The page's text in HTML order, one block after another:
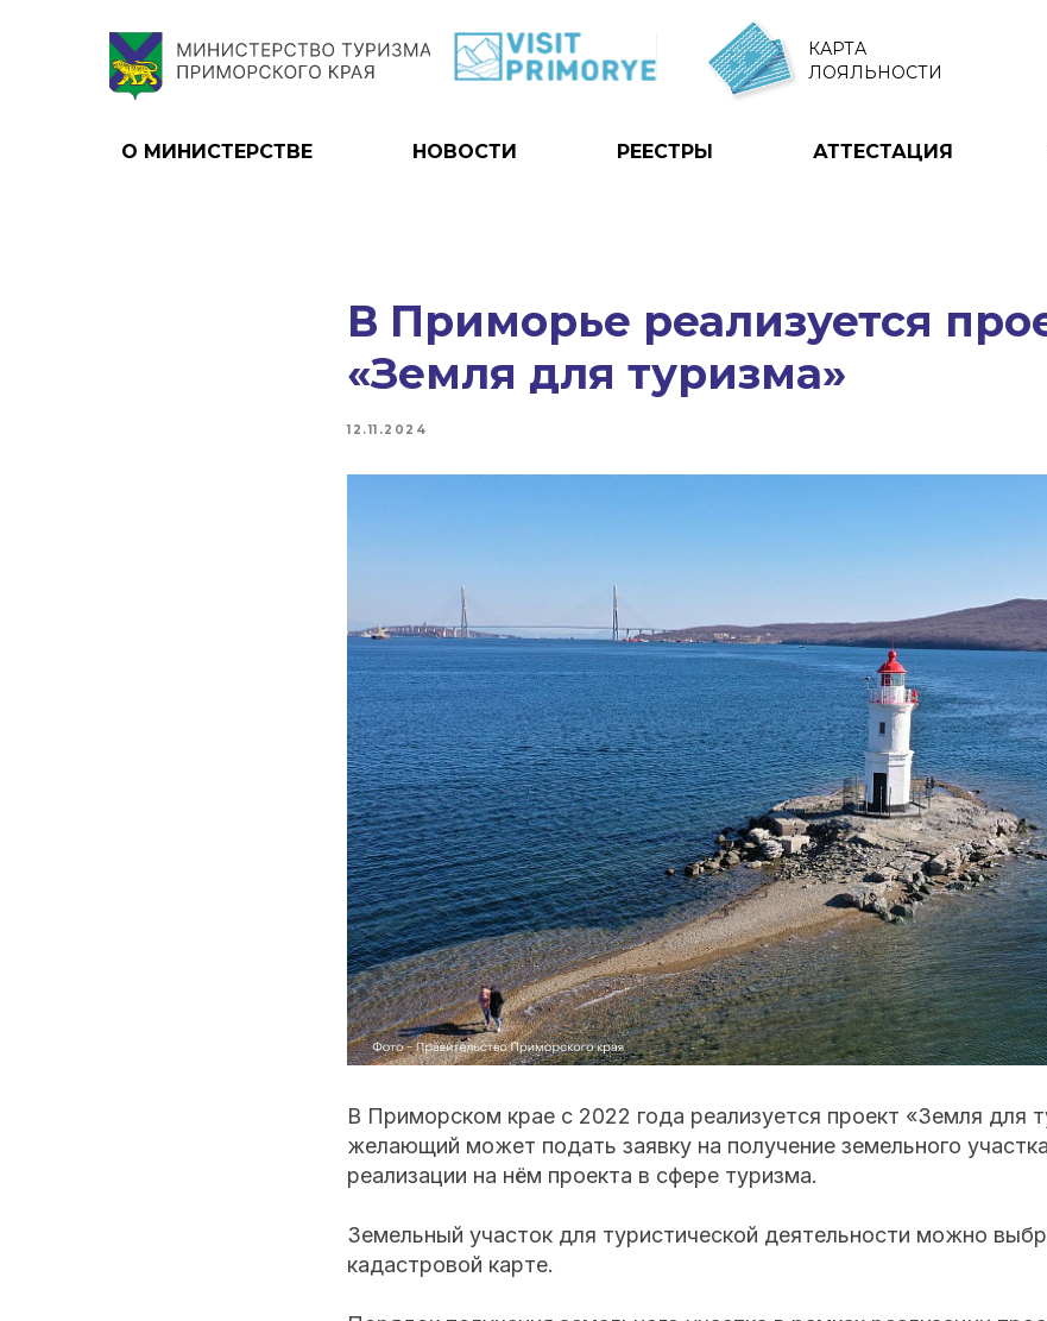
КАРТА
ЛОЯЛЬНОСТИ
О МИНИСТЕРСТВЕ НОВОСТИ РЕЕСТРЫ АТТЕСТАЦИЯ
В Приморье реализуется
«Земля для туризма»
12.11.2024
В Приморском крае с 2022 года реализуется проект «Земля для
желающий может подать заявку на получение земельного
реализации на нём проекта в сфере туризма.
Земельный участок для туристической деятельности можно
кадастровой карте.